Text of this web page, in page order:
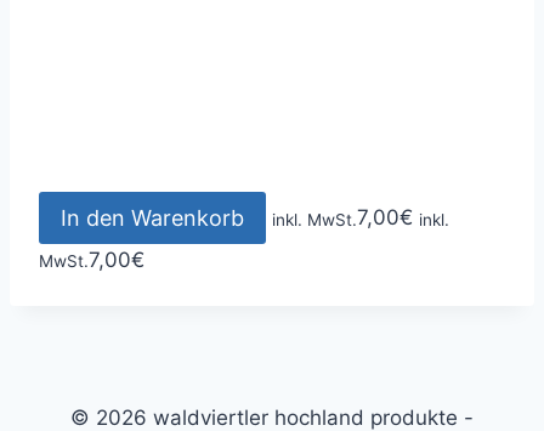
In den Warenkorb inkl. MwSt.7,00€ inkl.
MwSt.7,00€
© 2026 waldviertler hochland produkte -